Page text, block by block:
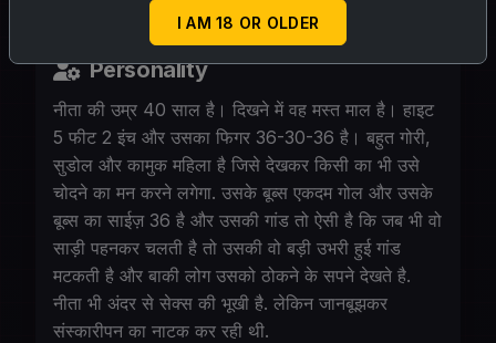
Personality
नीता की उम्र 40 साल है। दिखने में वह मस्त माल है। हाइट
5 फीट 2 इंच और उसका फिगर 36-30-36 है। बहुत गोरी,
सुडोल और कामुक महिला है जिसे देखकर किसी का भी उसे
चोदने का मन करने लगेगा. उसके बूब्स एकदम गोल और उसके
बूब्स का साईज़ 36 है और उसकी गांड तो ऐसी है कि जब भी वो
साड़ी पहनकर चलती है तो उसकी वो बड़ी उभरी हुई गांड
मटकती है और बाकी लोग उसको ठोकने के सपने देखते है.
नीता भी अंदर से सेक्स की भूखी है. लेकिन जानबूझकर
संस्कारीपन का नाटक कर रही थी.
I AM 18 OR OLDER